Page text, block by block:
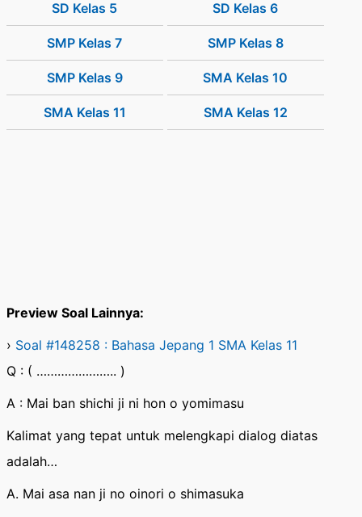
SD Kelas 5 SD Kelas 6
SMP Kelas 7 SMP Kelas 8
SMP Kelas 9 SMA Kelas 10
SMA Kelas 11 SMA Kelas 12
Preview Soal Lainnya:
› Soal #148258 : Bahasa Jepang 1 SMA Kelas 11
Q : ( ………………….. )
A : Mai ban shichi ji ni hon o yomimasu
Kalimat yang tepat untuk melengkapi dialog diatas
adalah…
A. Mai asa nan ji no oinori o shimasuka